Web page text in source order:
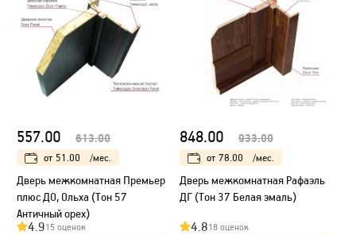
557.00 613.00
от 51.00 /мес.
Дверь межкомнатная Премьер
плюс ДО, Ольха (Тон 57
Античный орех)
4.915 оценок
848.00 933.00
от 78.00 /мес.
Дверь межкомнатная Рафаэль
ДГ (Тон 37 Белая эмаль)
4.818 оценок